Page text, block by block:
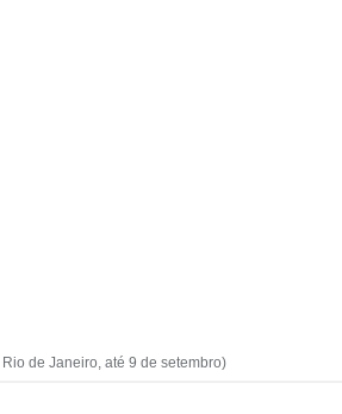
de Janeiro, até 9 de setembro)